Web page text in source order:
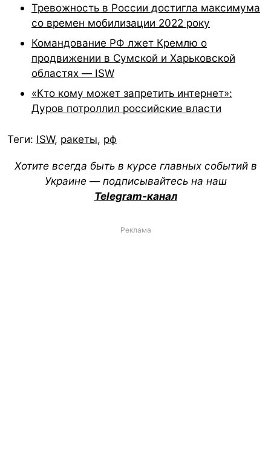
Тревожность в России достигла максимума
со времен мобилизации 2022 року
Командование РФ лжет Кремлю о
продвижении в Сумской и Харьковской
областях — ISW
«Кто кому может запретить интернет»:
Дуров потроллил российские власти
Теги: ISW, ракеты, рф
Хотите всегда быть в курсе главных событий в
Украине — подписывайтесь на наш
Telegram-канал
Реклама